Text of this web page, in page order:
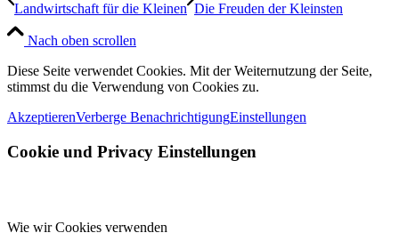
Landwirtschaft für die Kleinen Die Freuden der Kleinsten
Nach oben scrollen
Diese Seite verwendet Cookies. Mit der Weiternutzung der Seite,
stimmst du die Verwendung von Cookies zu.
AkzeptierenVerberge BenachrichtigungEinstellungen
Cookie und Privacy Einstellungen
Wie wir Cookies verwenden